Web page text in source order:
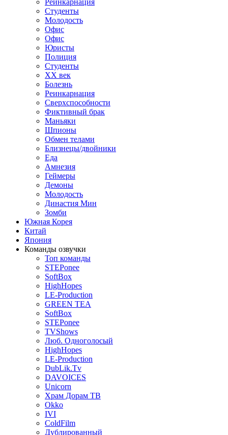
Реинкарнация
Студенты
Молодость
Офис
Офис
Юристы
Полиция
Студенты
ХХ век
Болезнь
Реинкарнация
Сверхспособности
Фиктивный брак
Маньяки
Шпионы
Обмен телами
Близнецы/двойники
Еда
Амнезия
Геймеры
Демоны
Молодость
Династия Мин
Зомби
Южная Корея
Китай
Япония
Команды озвучки
Топ команды
STEPonee
SoftBox
HighHopes
LE-Production
GREEN TEA
SoftBox
STEPonee
TVShows
Люб. Одноголосый
HighHopes
LE-Production
DubLik.Tv
DAVOICES
Unicorn
Храм Дорам ТВ
Okko
IVI
ColdFilm
Дублированный